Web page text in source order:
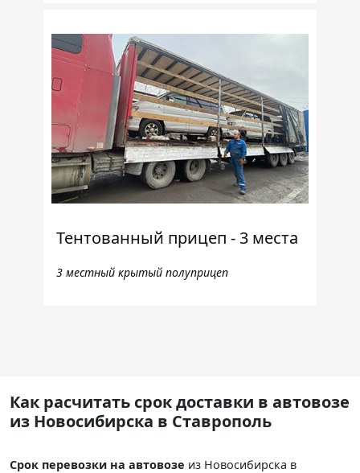
Тентованный прицеп - 3 места
3 местный крытый полуприцеп
Как расчитать срок доставки в автовозе
из Новосибирска в Ставрополь
Срок перевозки на автовозе из Новосибирска в